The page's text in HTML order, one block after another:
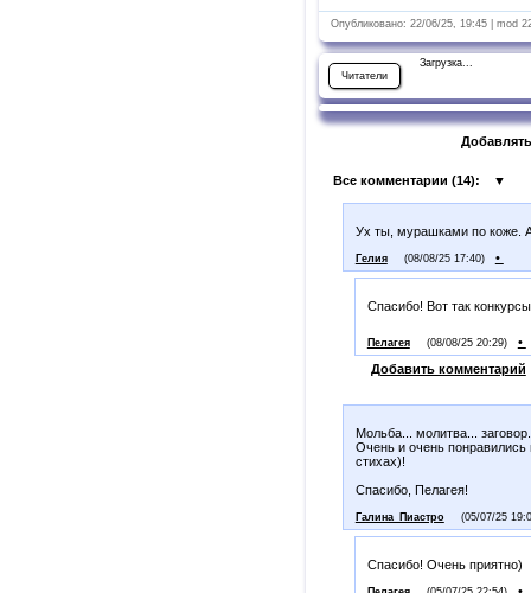
Опубликовано: 22/06/25, 19:45 | mod
Читатели
Загрузка...
Все комментарии (14): ▼
Ух ты, мурашками по коже.
Гелия (08/08/25 17:40) •
Спасибо! Вот так
Пелагея (08/08/25 20:29)
•
Добавить комментарий
Мольба... молитва...
Очень и очень понравились
стихах)!
Спасибо, Пелагея!
Галина_Пиастро (05/07/25
Спасибо! Очень приятно)